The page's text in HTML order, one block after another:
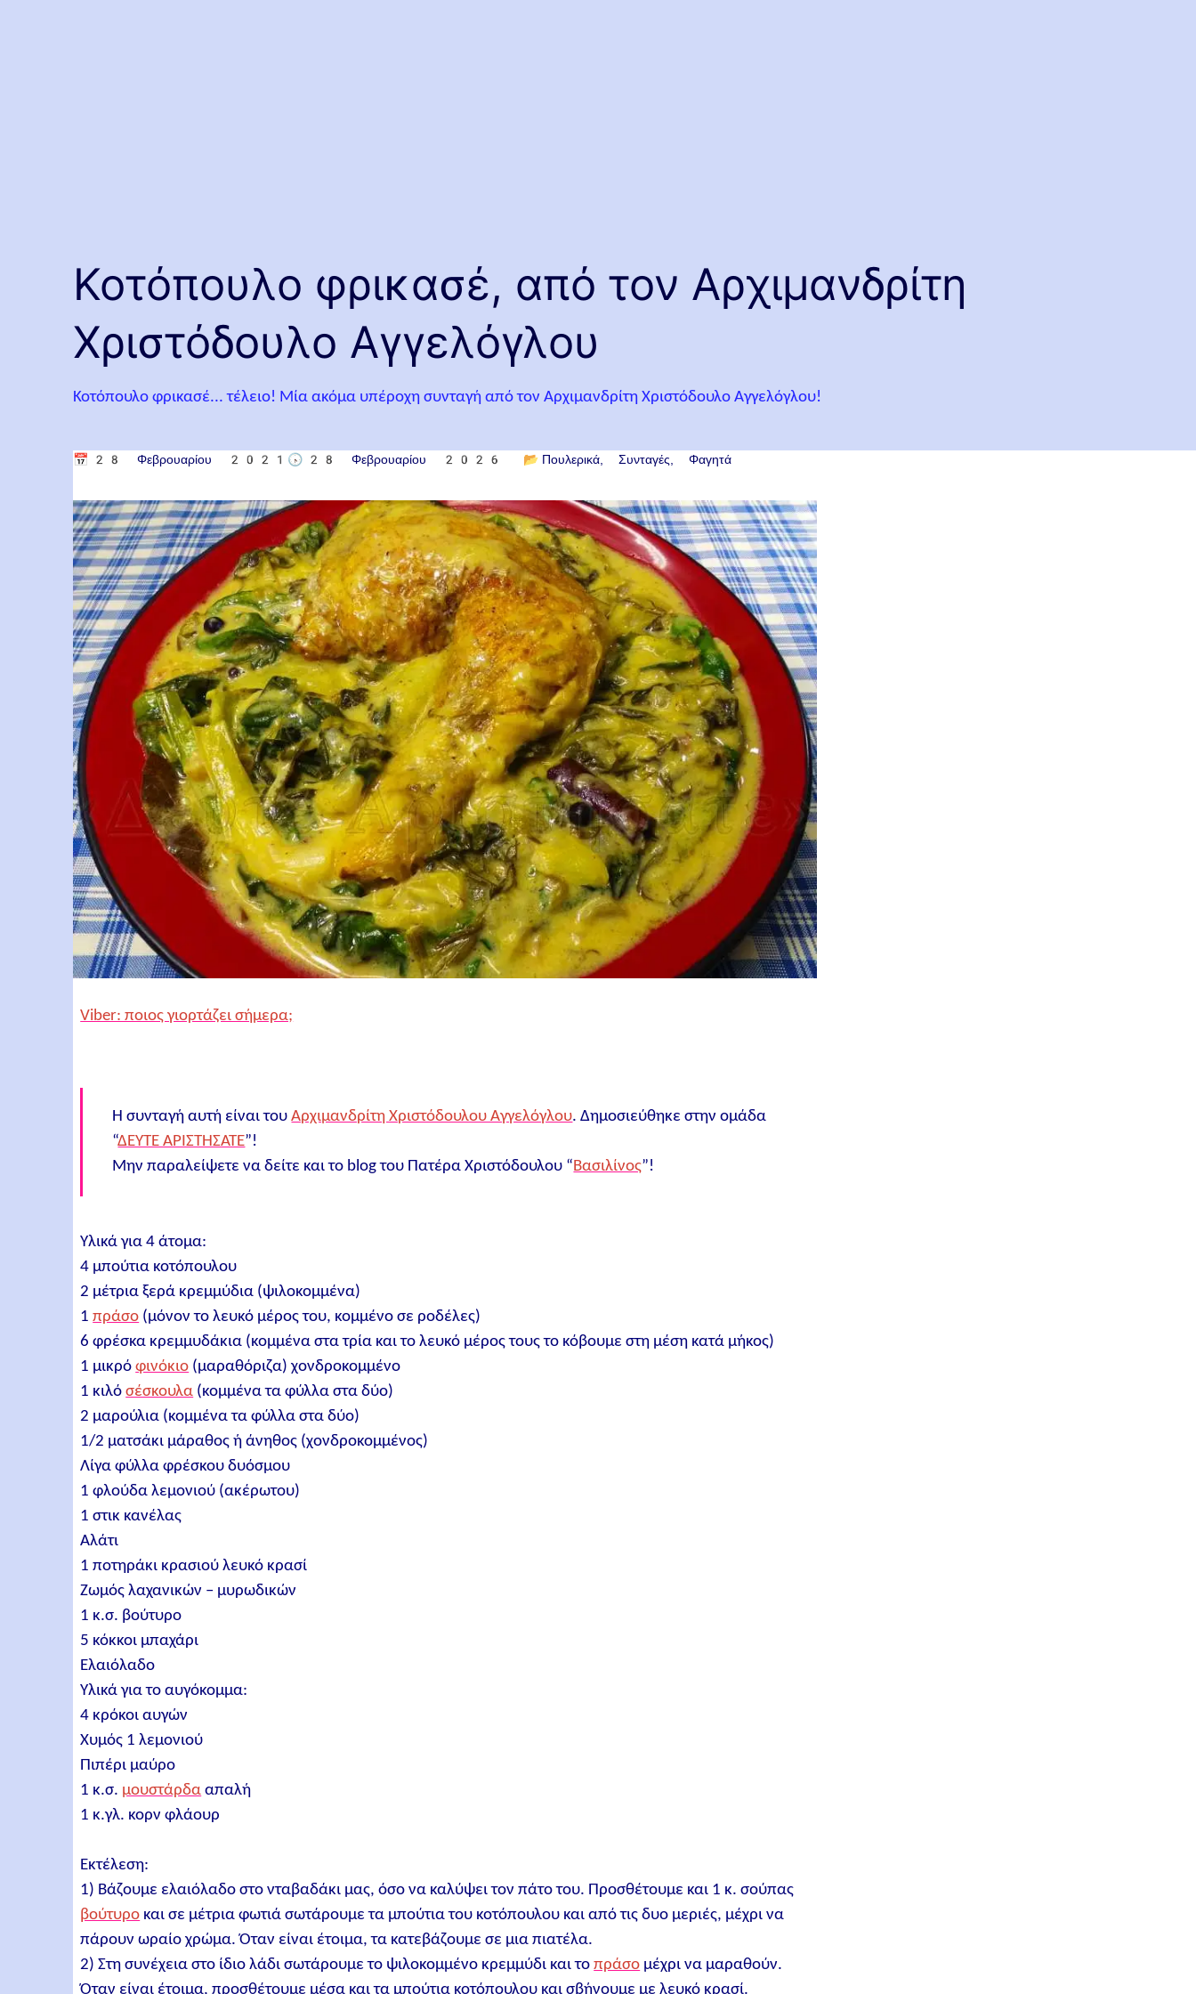
Κοτόπουλο φρικασέ, από τον Αρχιμανδρίτη
Χριστόδουλο Αγγελόγλου
Κοτόπουλο φρικασέ... τέλειο! Μία ακόμα υπέροχη συνταγή από τον Αρχιμανδρίτη Χριστόδουλο Αγγελόγλου!
📅 28 Φεβρουαρίου 2021 🕟 28 Φεβρουαρίου 2026 📂 Πουλερικά Συνταγές Φαγητά
Viber: ποιος γιορτάζει σήμερα;
Η συνταγή αυτή είναι τουΑρχιμανδρίτη Χριστόδουλου Αγγελόγλου. Δημοσιεύθηκε στην ομάδα
“ΔΕΥΤΕ ΑΡΙΣΤΗΣΑΤΕ”!
Μην παραλείψετε να δείτε και το blog του Πατέρα Χριστόδουλου “Βασιλίνος”!
Υλικά για 4 άτομα:
4 μπούτια κοτόπουλου
2 μέτρια ξερά κρεμμύδια (ψιλοκομμένα)
1πράσο (μόνον το λευκό μέρος του, κομμένο σε ροδέλες)
6 φρέσκα κρεμμυδάκια (κομμένα στα τρία και το λευκό μέρος τους το κόβουμε στη μέση κατά μήκος)
1 μικρόφινόκιο (μαραθόριζα) χονδροκομμένο
1 κιλόσέσκουλα (κομμένα τα φύλλα στα δύο)
2 μαρούλια (κομμένα τα φύλλα στα δύο)
1/2 ματσάκι μάραθος ή άνηθος (χονδροκομμένος)
Λίγα φύλλα φρέσκου δυόσμου
1 φλούδα λεμονιού (ακέρωτου)
1 στικ κανέλας
Αλάτι
1 ποτηράκι κρασιού λευκό κρασί
Ζωμός λαχανικών – μυρωδικών
1 κ.σ. βούτυρο
5 κόκκοι μπαχάρι
Ελαιόλαδο
Υλικά για το αυγόκομμα:
4 κρόκοι αυγών
Χυμός 1 λεμονιού
Πιπέρι μαύρο
1 κ.σ. μουστάρδα απαλή
1 κ.γλ. κορν φλάουρ
Εκτέλεση:
1) Βάζουμε ελαιόλαδο στο νταβαδάκι μας, όσο να καλύψει τον πάτο του. Προσθέτουμε και 1 κ. σούπας
βούτυρο και σε μέτρια φωτιά σωτάρουμε τα μπούτια του κοτόπουλου και από τις δυο μεριές, μέχρι να
πάρουν ωραίο χρώμα. Όταν είναι έτοιμα, τα κατεβάζουμε σε μια πιατέλα.
2) Στη συνέχεια στο ίδιο λάδι σωτάρουμε το ψιλοκομμένο κρεμμύδι και τοπράσο μέχρι να μαραθούν.
Όταν είναι έτοιμα, προσθέτουμε μέσα και τα μπούτια κοτόπουλου και σβήνουμε με λευκό κρασί.